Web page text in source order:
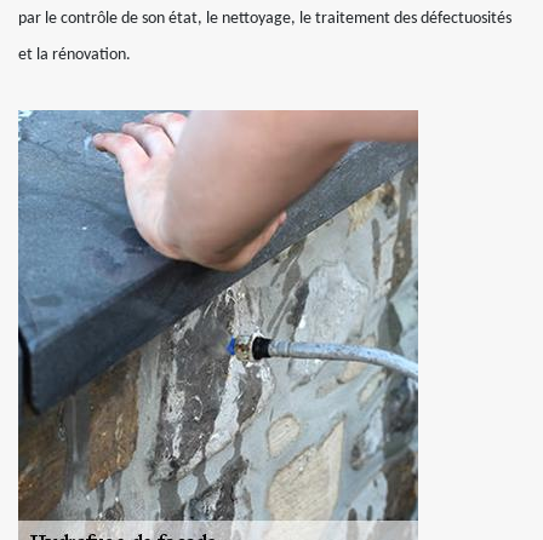
par le contrôle de son état, le nettoyage, le traitement des défectuosités
et la rénovation.